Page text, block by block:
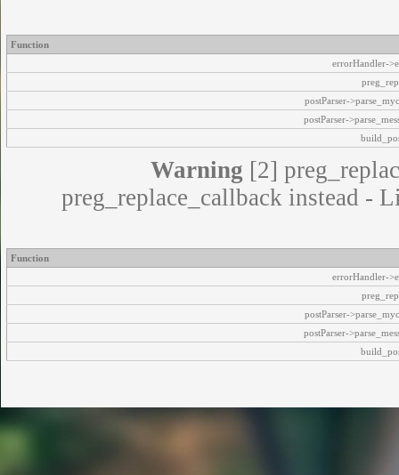
Function
errorHandler-
postParser-
postParser-
Warning [2]
preg_replace_callback instead -
Function
errorHandler-
postParser-
postParser-